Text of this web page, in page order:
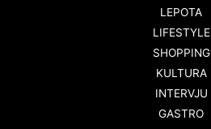
LEPOTA
LIFESTYLE
SHOPPING
KULTURA
INTERVJU
GASTRO